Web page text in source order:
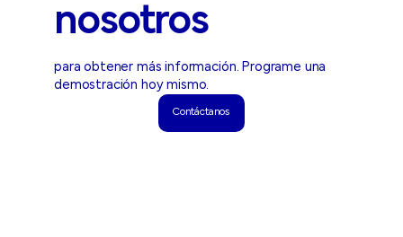
nosotros
para obtener más información. Programe una
demostración hoy mismo.
Contáctanos